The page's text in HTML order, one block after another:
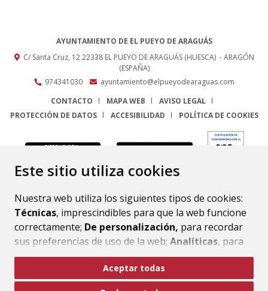
Este sitio utiliza cookies
Nuestra web utiliza los siguientes tipos de cookies:
Técnicas, imprescindibles para que la web funcione
correctamente; De personalización, para recordar
sus preferencias de uso de la web; Analíticas, para
mejorar el funcionamiento de la web y sus servicios.
Si acepta pulsando el botón“Aceptar todas”
Aceptar todas
AYUNTAMIENTO DE EL PUEYO DE ARAGUÁS
C/ Santa Cruz, 1222338 EL PUEYO DE ARAGUÁS (HUESCA) - ARAGÓN
(ESPAÑA)
974341030
ayuntamiento@elpueyodearaguas.com
CONTACTO
MAPA WEB
AVISO LEGAL
PROTECCIÓN DE DATOS
ACCESIBILIDAD POLÍTICA DE COOKIES